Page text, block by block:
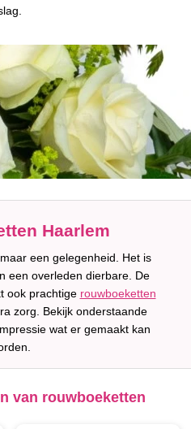
Haarlem
een gelegenheid. Het is
een overleden dierbare. De
ook prachtige rouwboeketten
zorg. Bekijk onderstaande
wat er gemaakt kan
van rouwboeketten